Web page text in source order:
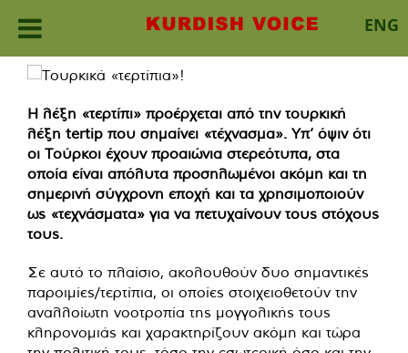
ENG
Skip
contentΗ λέξη «τερτίπι» προέρχεται από την τουρκική
λέξη tertip που σημαίνει «τέχνασμα». Υπ’ όψιν ότι
οι Τούρκοι έχουν προαιώνια στερεότυπα, στα
οποία είναι απόλυτα προσηλωμένοι ακόμη και τη
σημερινή σύγχρονη εποχή και τα χρησιμοποιούν
ως «τεχνάσματα» για να πετυχαίνουν τους στόχους
τους.
Σε αυτό το πλαίσιο, ακολουθούν δυο σημαντικές
παροιμίες/τερτίπια, οι οποίες στοιχειοθετούν την
αναλλοίωτη νοοτροπία της μογγολικής τους
κληρονομιάς και χαρακτηρίζουν ακόμη και τώρα